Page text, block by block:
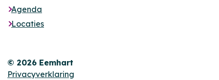
Agenda
Locaties
© 2026 Eemhart
Privacyverklaring